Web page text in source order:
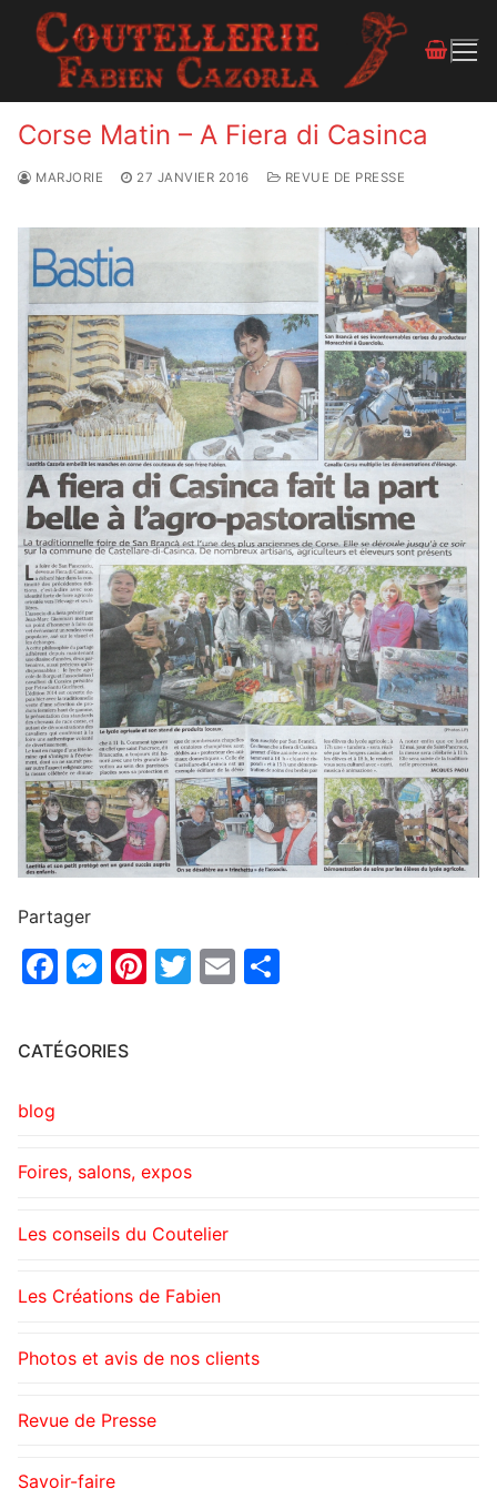
Corse Matin – A Fiera di Casinca
MARJORIE 27 JANVIER 2016 REVUE DE PRESSE
Partager
Facebook
Messenger
Pinterest
Twitter
Email
CATÉGORIES
blog
Foires, salons, expos
Les conseils du Coutelier
Les Créations de Fabien
Photos et avis de nos clients
Revue de Presse
Savoir-faire